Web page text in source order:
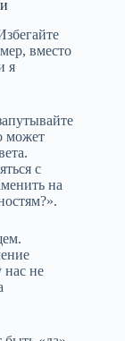
вместо
я
может
с
на
нас не